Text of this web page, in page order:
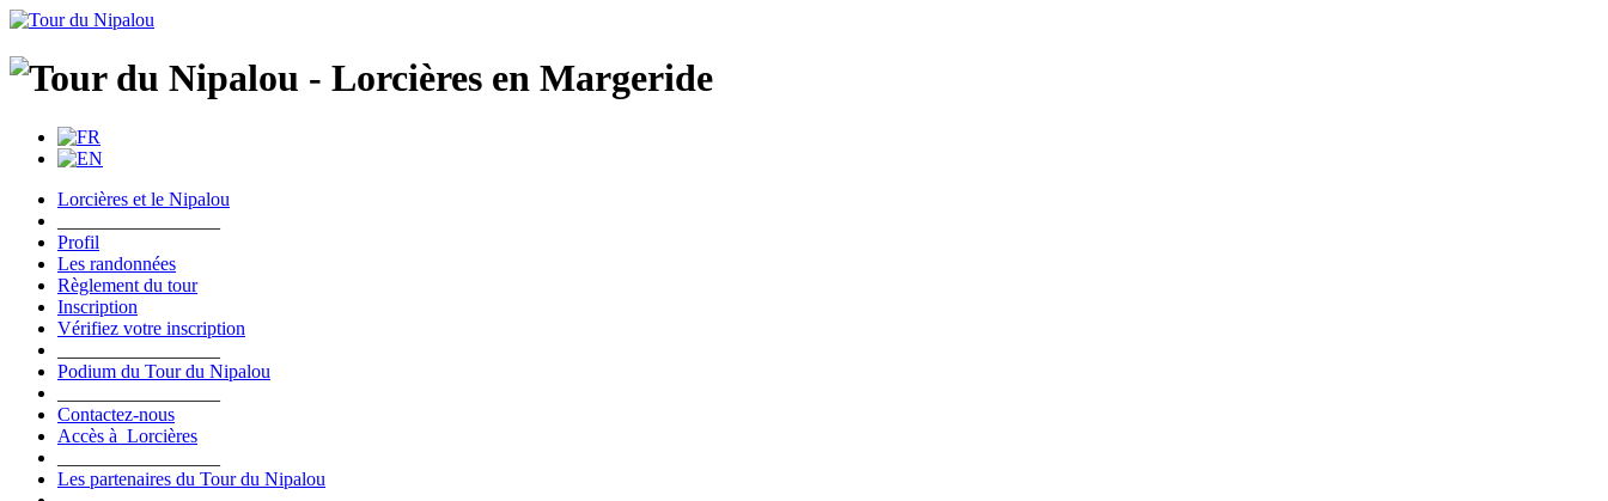
Lorcières et le Nipalou
Profil
Les randonnées
Règlement du tour
Inscription
Vérifiez votre inscription
Podium du Tour du Nipalou
Contactez-nous
Accès à Lorcières
Les partenaires du Tour du Nipalou